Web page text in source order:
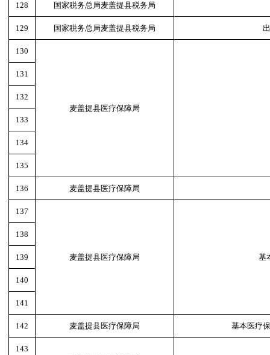
128 国家税务总局麦盖提县税务局
129 国家税务总局麦盖提县税务局
130
麦盖提县医疗保障局
131
132
133
134
135
136 麦盖提县医疗保障局
137
麦盖提县医疗保障局 基
138
139
140
141
142 麦盖提县医疗保障局 基本医疗
143